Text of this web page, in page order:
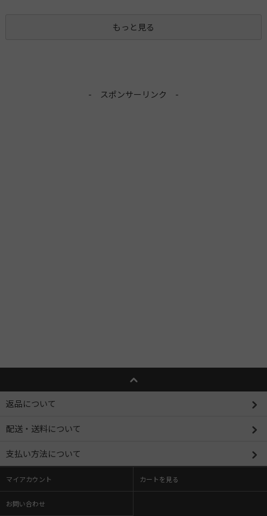
もっと見る
- スポンサーリンク -
返品について
配送・送料について
支払い方法について
マイアカウント カートを見る
お問い合わせ